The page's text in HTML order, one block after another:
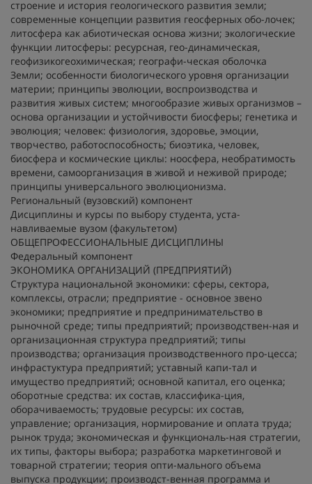
строение и история геологического развития земли;
современные концепции развития геосферных обо-лочек;
литосфера как абиотическая основа жизни; экологические
функции литосферы: ресурсная, гео-динамическая,
геофизикогеохимическая; географи-ческая оболочка
Земли; особенности биологического уровня организации
материи; принципы эволюции, воспроизводства и
развития живых систем; многообразие живых организмов –
основа организации и устойчивости биосферы; генетика и
эволюция; человек: физиология, здоровье, эмоции,
творчество, работоспособность; биоэтика, человек,
биосфера и космические циклы: ноосфера, необратимость
времени, самоорганизация в живой и неживой природе;
принципы универсального эволюционизма.
Региональный (вузовский) компонент
Дисциплины и курсы по выбору студента, уста-
навливаемые вузом (факультетом)
ОБЩЕПРОФЕССИОНАЛЬНЫЕ ДИСЦИПЛИНЫ
Федеральный компонент
ЭКОНОМИКА ОРГАНИЗАЦИЙ (ПРЕДПРИЯТИЙ)
Структура национальной экономики: сферы, сектора,
комплексы, отрасли; предприятие - основное звено
экономики; предприятие и предпринимательство в
рыночной среде; типы предприятий; производствен-ная и
организационная структура предприятий; типы
производства; организация производственного про-цесса;
инфрастуктура предприятий; уставный капи-тал и
имущество предприятий; основной капитал, его оценка;
оборотные средства: их состав, классифика-ция,
оборачиваемость; трудовые ресурсы: их состав,
управление; организация, нормирование и оплата труда;
рынок труда; экономическая и функциональ-ная стратегии,
их типы, факторы выбора; разработка маркетинговой и
товарной стратегии; теория опти-мального объема
выпуска продукции; производст-венная программа и